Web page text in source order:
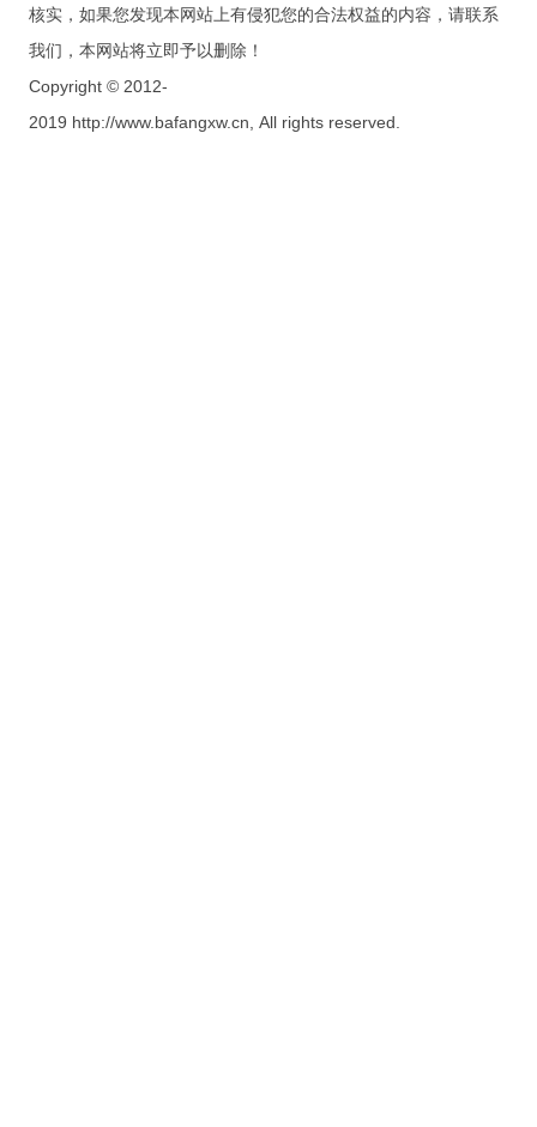
核实，如果您发现本网站上有侵犯您的合法权益的内容，请联系
我们，本网站将立即予以删除！
Copyright © 2012-
2019 http://www.bafangxw.cn, All rights reserved.